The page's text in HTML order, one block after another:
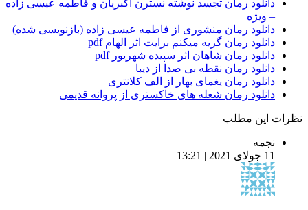
دانلود رمان تجسد نوشته نسترن اکبریان و فاطمه عیسی زاده
– ویژه
دانلود رمان منشوری از فاطمه عیسی زاده (بازنویسی شده)
دانلود رمان گریه میکنم برایت اثر الهام pdf
دانلود رمان شاهان اثر سپیده شهریور pdf
دانلود رمان نقطه بی صدا از دیبا
دانلود رمان یغمای بهار از الف کلانتری
دانلود رمان شعله های خاکستری از پروانه قدیمی
نظرات این مطلب
نجمه
11 جولای 2021 | 13:21